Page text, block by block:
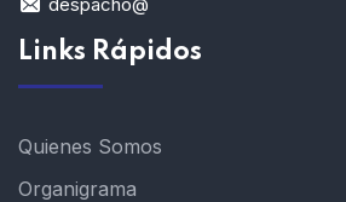
Links Rápidos
Quienes Somos
Organigrama